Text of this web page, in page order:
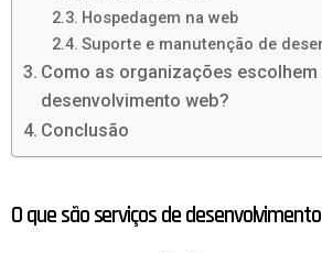
Hospedagem na web
Suporte e manutenção de
Como as organizações
desenvolvimento web?
Conclusão
O que são serviços de